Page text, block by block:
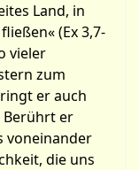
Land, in
(Ex 3,7-
vieler
zum
er auch
Berührt er
voneinander
die uns